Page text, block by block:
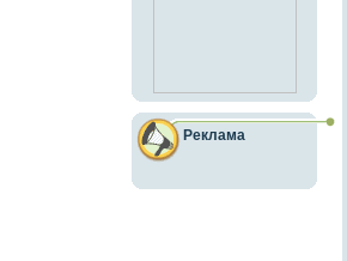
Реклама